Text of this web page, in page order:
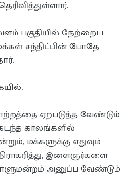
பகுதியில் நேற்றைய
சந்திப்பின் போதே
ஏற்படுத்த வேண்டும்
காலங்களில்
மக்களுக்கு எதுவும்
இளைஞர்களை
அனுப்ப வேண்டும்